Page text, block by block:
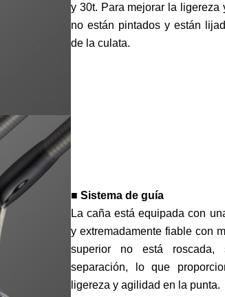
y 30t. Para mejorar la
no están pintados y están
de la culata.
■ Sistema de guía
La caña está equipada con
y extremadamente fiable con
superior no está
separación, lo que
ligereza y agilidad en la punta.